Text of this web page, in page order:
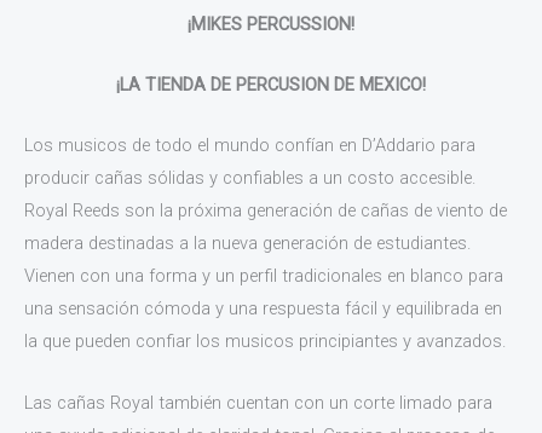
¡MIKES PERCUSSION!
¡LA TIENDA DE PERCUSION DE MEXICO!
Los musicos de todo el mundo confían en D’Addario para
producir cañas sólidas y confiables a un costo accesible.
Royal Reeds son la próxima generación de cañas de viento de
madera destinadas a la nueva generación de estudiantes.
Vienen con una forma y un perfil tradicionales en blanco para
una sensación cómoda y una respuesta fácil y equilibrada en
la que pueden confiar los musicos principiantes y avanzados.
Las cañas Royal también cuentan con un corte limado para